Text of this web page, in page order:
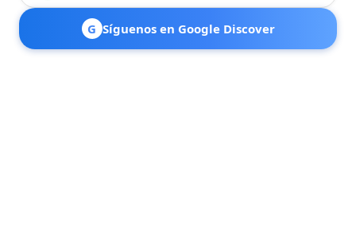
G Síguenos en Google Discover